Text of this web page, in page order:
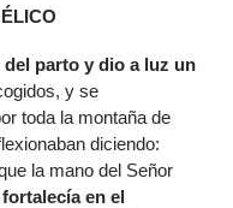
parto y dio a luz un
y se
toda la montaña de
diciendo:
la mano del Señor
en el